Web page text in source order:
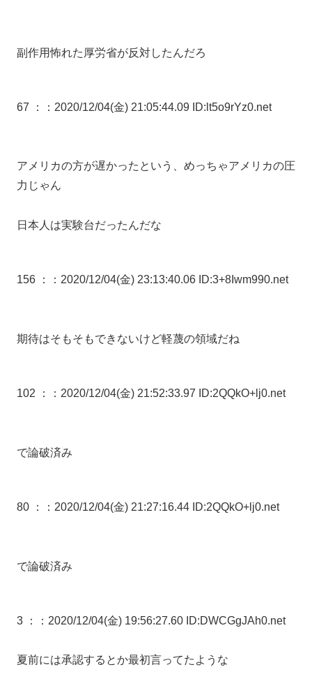
副作用怖れた厚労省が反対したんだろ
67 ： ：2020/12/04(金) 21:05:44.09 ID:lt5o9rYz0.net
アメリカの方が遅かったという、めっちゃアメリカの圧
力じゃん
日本人は実験台だったんだな
156 ： ：2020/12/04(金) 23:13:40.06 ID:3+8Iwm990.net
期待はそもそもできないけど軽蔑の領域だね
102 ： ：2020/12/04(金) 21:52:33.97 ID:2QQkO+lj0.net
で論破済み
80 ： ：2020/12/04(金) 21:27:16.44 ID:2QQkO+lj0.net
で論破済み
3 ： ：2020/12/04(金) 19:56:27.60 ID:DWCGgJAh0.net
夏前には承認するとか最初言ってたような